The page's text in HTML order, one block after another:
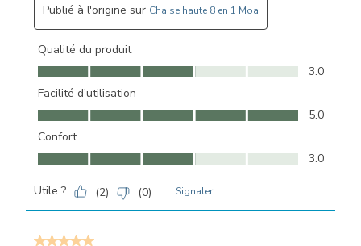
Publié à l'origine sur Chaise haute 8 en 1 Moa
Qualité du produit
Qualité du produit, 3.0 sur 5
3.0
Facilité d'utilisation
Facilité d'utilisation, 5.0 sur 5
5.0
Confort
Confort, 3.0 sur 5
3.0
Utile ? (2) (0) Signaler
5 sur 5 étoiles.